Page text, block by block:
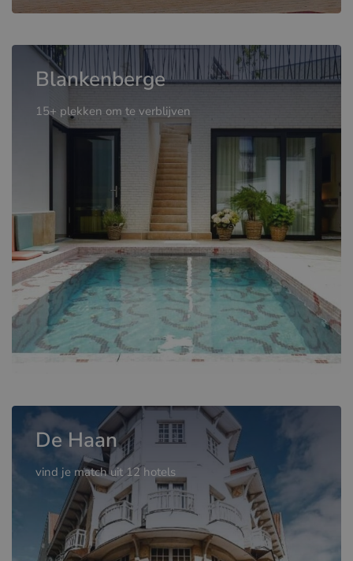
Blankenberge
15+ plekken om te verblijven
De Haan
vind je match uit 12 hotels